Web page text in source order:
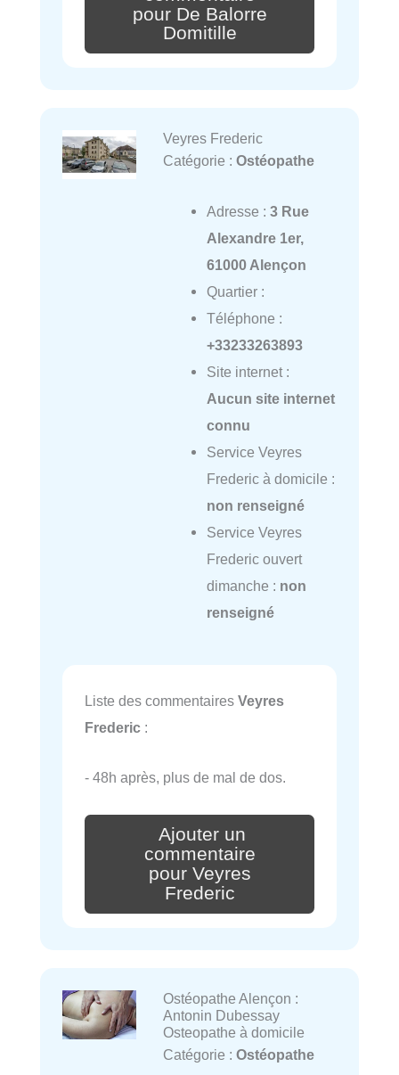
pour De Balorre
Domitille
Veyres Frederic
Catégorie : Ostéopathe
Adresse : 3 Rue
Alexandre 1er,
61000 Alençon
Quartier :
Téléphone :
+33233263893
Site internet :
Aucun site internet
connu
Service Veyres
Frederic à domicile :
non renseigné
Service Veyres
Frederic ouvert
dimanche : non
renseigné
Liste des commentaires Veyres
Frederic :
- 48h après, plus de mal de dos.
Ajouter un
commentaire
pour Veyres
Frederic
Ostéopathe Alençon :
Antonin Dubessay
Osteopathe à domicile
Catégorie : Ostéopathe